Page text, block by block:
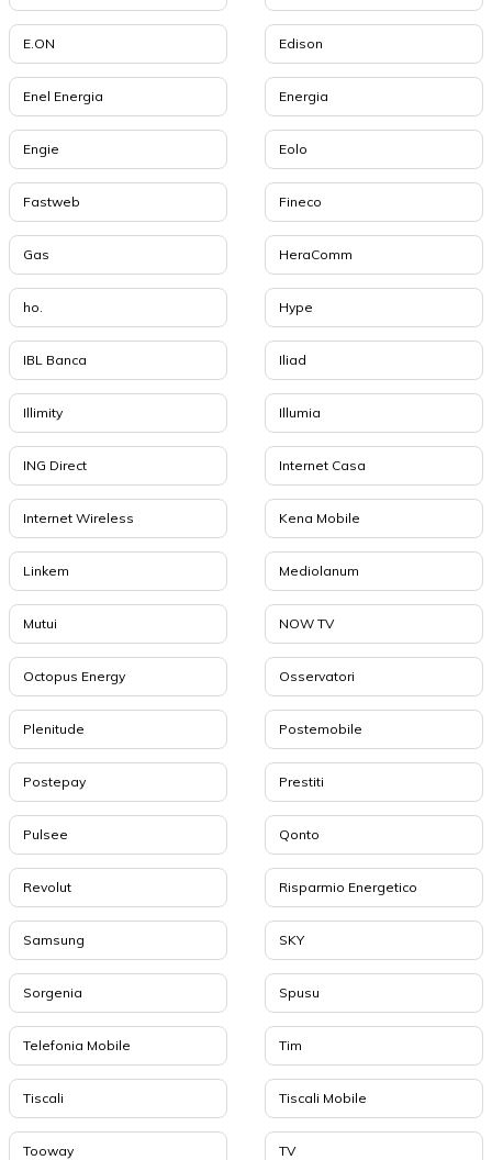
E.ON Edison
Enel Energia Energia
Engie Eolo
Fastweb Fineco
Gas HeraComm
ho. Hype
IBL Banca Iliad
Illimity Illumia
ING Direct Internet Casa
Internet Wireless Kena Mobile
Linkem Mediolanum
Mutui NOW TV
Octopus Energy Osservatori
Plenitude Postemobile
Postepay Prestiti
Pulsee Qonto
Revolut Risparmio Energetico
Samsung SKY
Sorgenia Spusu
Telefonia Mobile Tim
Tiscali Tiscali Mobile
Tooway TV